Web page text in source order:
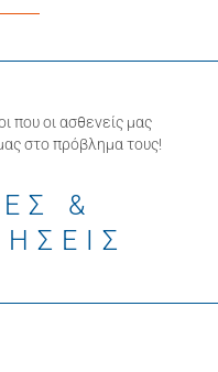
που οι ασθενείς μας
στο πρόβλημα τους!
&